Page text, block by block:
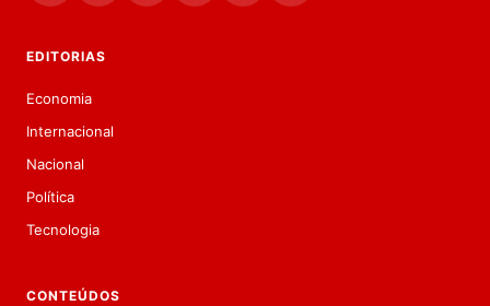
EDITORIAS
Economia
Internacional
Nacional
Política
Tecnologia
CONTEÚDOS